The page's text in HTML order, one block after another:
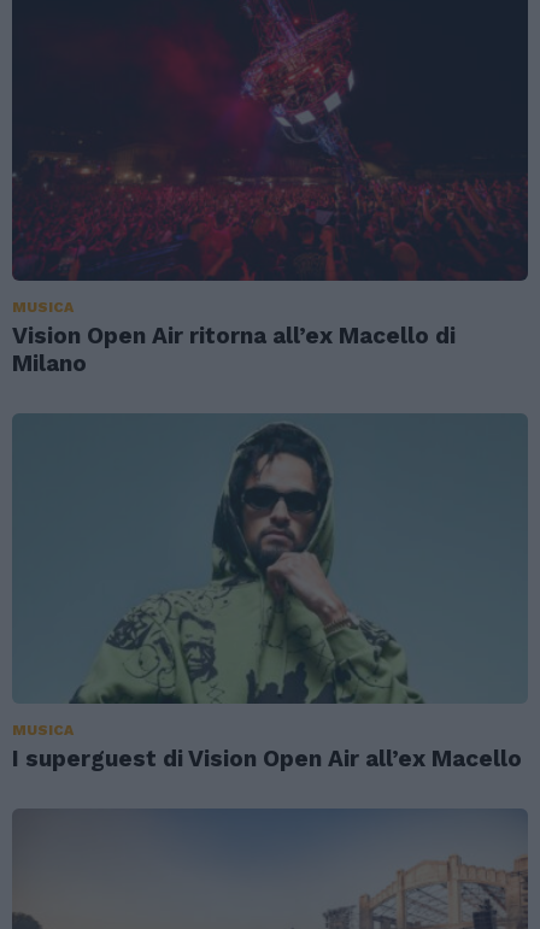
MUSICA
Vision Open Air ritorna all’ex Macello di
Milano
MUSICA
I superguest di Vision Open Air all’ex Macello